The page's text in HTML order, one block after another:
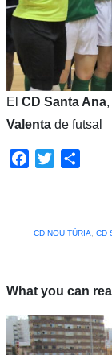
El CD Santa Ana,
Valentade futsal
Facebook
Twitter
CD NOU TÚRIA
CD
What you can